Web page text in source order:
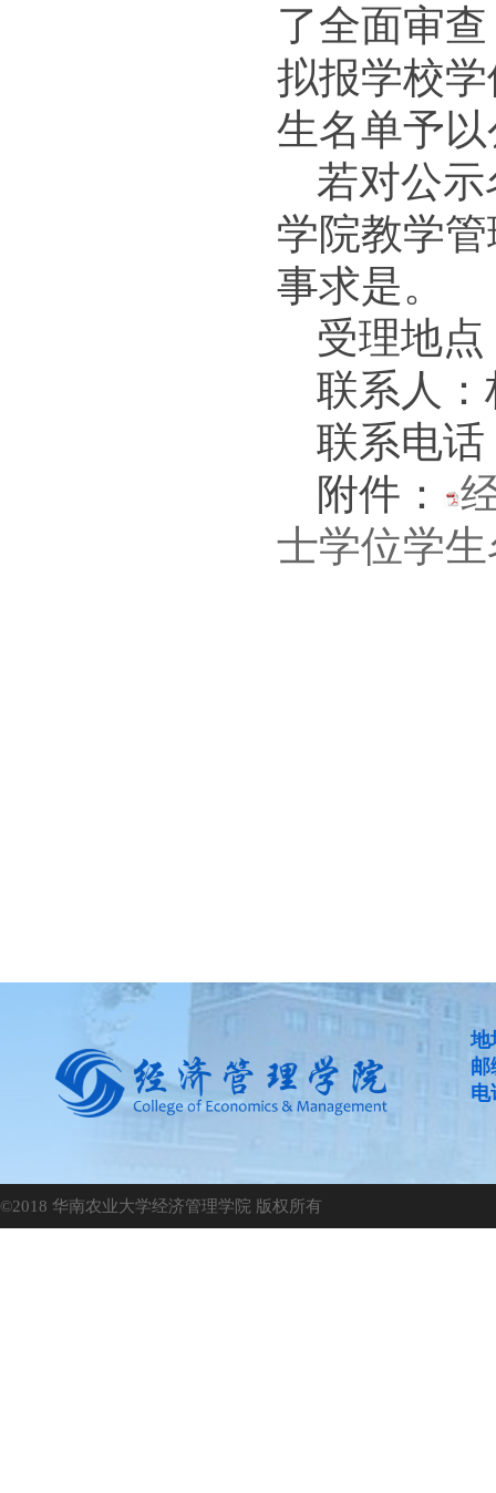
了全面审
拟报学校
生名单予
若对公
学院教学
事求是。
受理地点
联系人
联系电话
附件：
士学位学
地
邮
电
©2018 华南农业大学经济管理学院 版权所有